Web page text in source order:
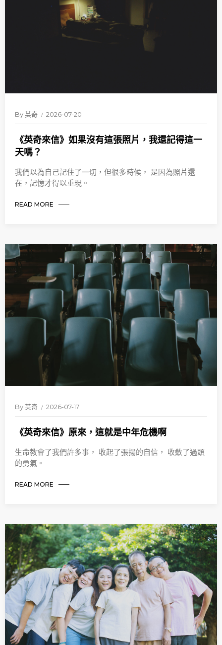
By英奇 2026-07-20
《英奇來信》如果沒有這張照片，我還記得這一
天嗎？
我們以為自己記住了一切，但很多時候， 是因為照片還
在，記憶才得以重現。
READ MORE
By英奇 2026-07-17
《英奇來信》原來，這就是中年危機啊
生命教會了我們許多事， 收起了張揚的自信， 收斂了過頭
的勇氣。
READ MORE